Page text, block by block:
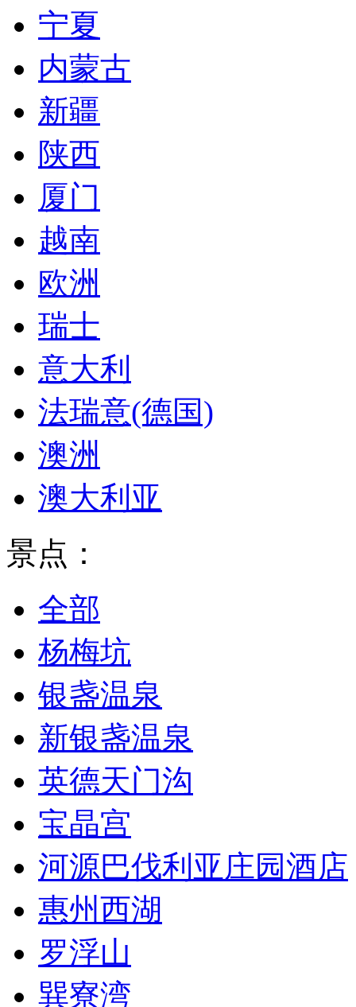
宁夏
内蒙古
新疆
陕西
厦门
越南
欧洲
瑞士
意大利
法瑞意(德国)
澳洲
澳大利亚
景点：
全部
杨梅坑
银盏温泉
新银盏温泉
英德天门沟
宝晶宫
河源巴伐利亚庄园酒店
惠州西湖
罗浮山
巽寮湾